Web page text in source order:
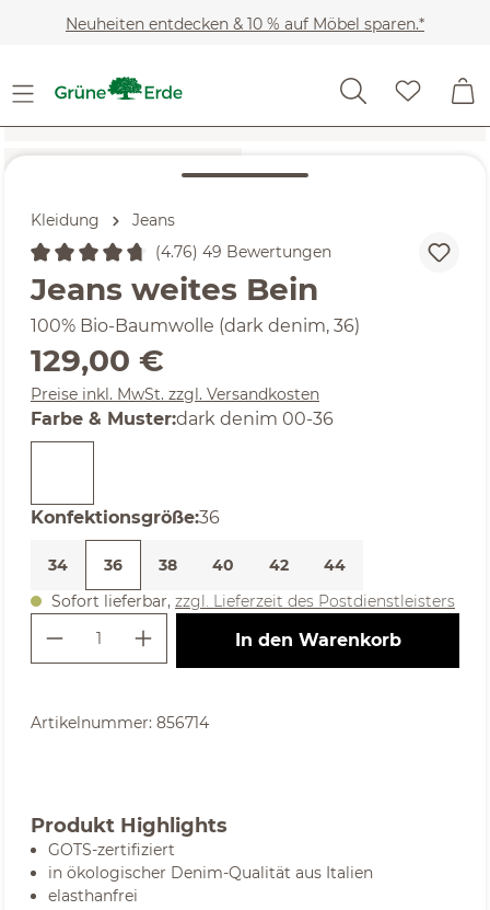
Zum Hauptinhalt springen
Neuheiten entdecken & 10 % auf Möbel sparen.*
Kleidung Jeans
Durchschnittliche Bewertung von 4.76 von 5 Sternen
(4.76) 49 Bewertungen
Jeans weites Bein
100% Bio-Baumwolle (dark denim, 36)
Regulärer Preis:
129,00 €
Preise inkl. MwSt. zzgl. Versandkosten
Farbe & Musterauswählen
:dark denim 00-36
Konfektionsgrößeauswählen
:36
34 36 38 40 42
44
Sofort lieferbar, zzgl. Lieferzeit des Postdienstleisters
Produkt Anzahl: Gib den
In den Warenkorb
Artikelnummer: 856714
Produkt Highlights
GOTS-zertifiziert
in ökologischer Denim-Qualität aus Italien
elasthanfrei